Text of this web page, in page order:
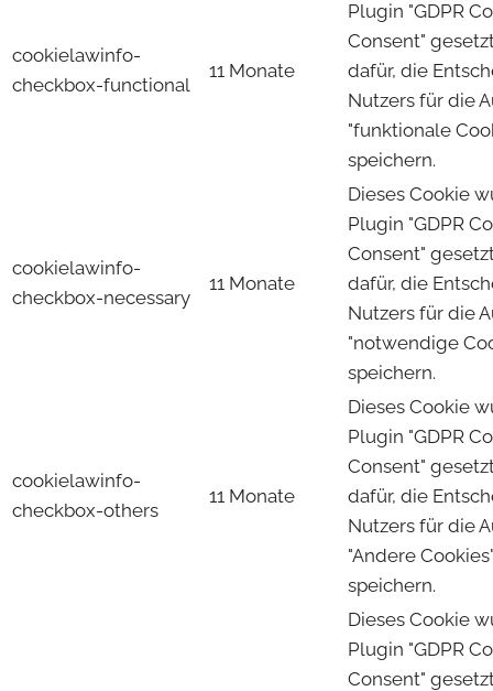
cookielawinfo-
checkbox-functional
11 Monate
Plugin "GDPR
Consent"
dafür, die
Nutzers für die
"funktionale
speichern.
cookielawinfo-
checkbox-necessary
11 Monate
Dieses Cookie
Plugin "GDPR
Consent"
dafür, die
Nutzers für die
"notwendige
speichern.
cookielawinfo-
checkbox-others
11 Monate
Dieses Cookie
Plugin "GDPR
Consent"
dafür, die
Nutzers für die
"Andere
speichern.
Dieses Cookie
Plugin "GDPR
Consent"